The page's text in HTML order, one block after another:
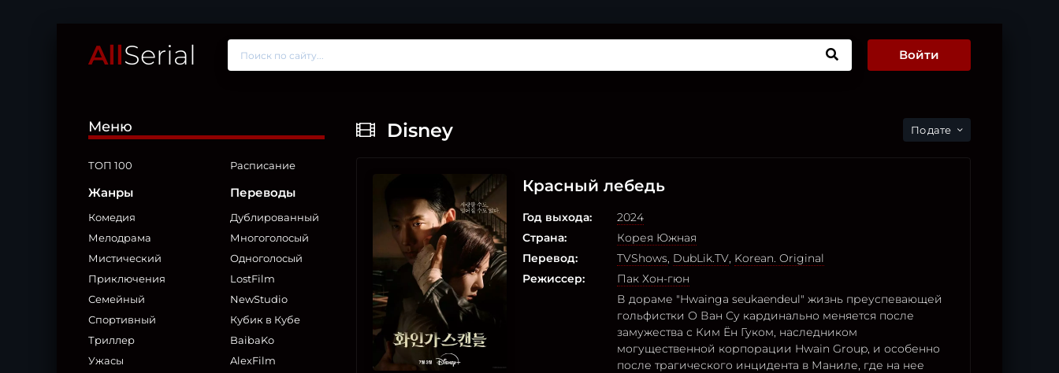
AllSerial Войти
Меню
ТОП 100
Жанры
Комедия
Мелодрама
Мистический
Приключения
Семейный
Спортивный
Триллер
Ужасы
Расписание
Переводы
Дублированный
Многоголосый
Одноголосый
LostFilm
NewStudio
Кубик в Кубе
BaibaKo
AlexFilm
Disney дате
Красный лебедь
Год выхода:
2024
Страна:
Корея Южная
Перевод:
TVShows, DubLik.TV, Korean. Original
Режиссер:
Пак Хон-гюн
В дораме "Hwainga seukaendeul" жизнь преуспевающей
гольфистки О Ван Су кардинально меняется после
замужества с Ким Ён Гуком, наследником
могущественной корпорации Hwain Group, и особенно
после трагического инцидента в Маниле, где на нее